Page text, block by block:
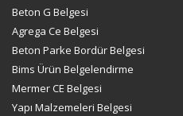
Beton G Belgesi
Agrega Ce Belgesi
Beton Parke Bordür Belgesi
Bims Ürün Belgelendirme
Mermer CE Belgesi
Yapı Malzemeleri Belgesi